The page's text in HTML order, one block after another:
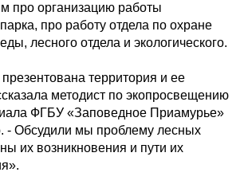
про организацию работы
про работу отдела по охране
лесного отдела и экологического.
территория и ее
методист по экопросвещению
ФГБУ «Заповедное Приамурье»
- Обсудили мы проблему лесных
их возникновения и пути их